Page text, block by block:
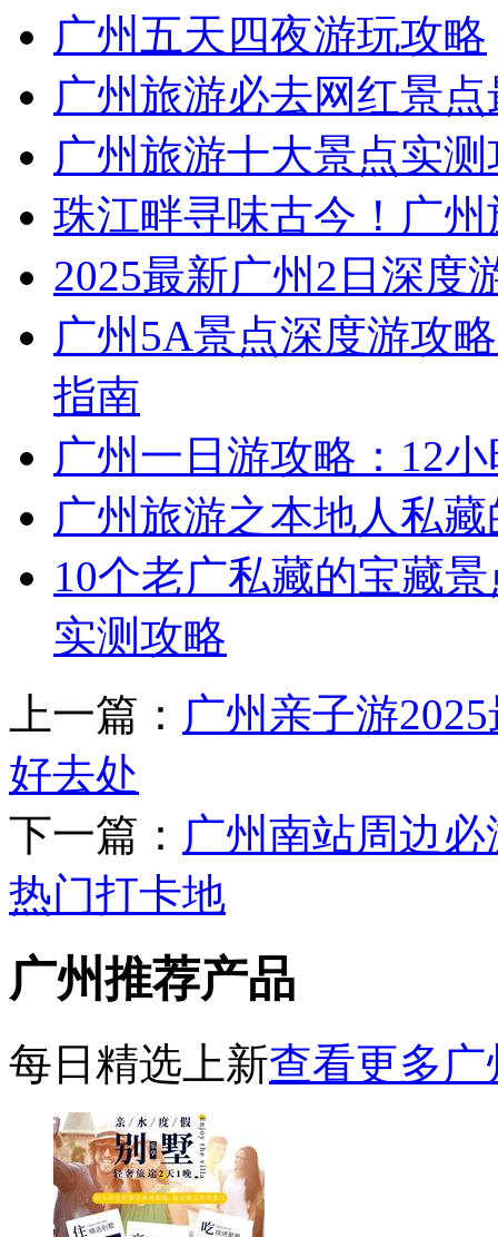
广州五天四夜游玩攻略
广州旅游必去网红景
广州旅游十大景点实
珠江畔寻味古今！广
2025最新广州2日深度
广州5A景点深度游攻
指南
广州一日游攻略：12
广州旅游之本地人私
10个老广私藏的宝藏
实测攻略
上一篇： 广州亲子游
好去处
下一篇： 广州南站周边
热门打卡地
广州推荐产品
每日精选上新查看更多广